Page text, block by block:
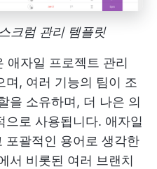
크럼 관리 템플릿
애자일 프로젝트 관리
며, 여러 기능의 팀이 조
을 소유하며, 더 나은 의
으로 사용됩니다. 애자일
포괄적인 용어로 생각한
서 비롯된 여러 브랜치